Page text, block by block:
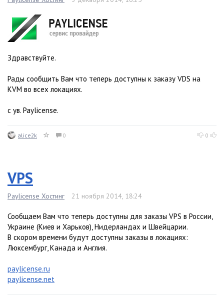
Здравствуйте.
Рады сообщить Вам что теперь доступны к заказу VDS на
KVM во всех локациях.
с ув. Paylicense.
alice2k 0 0
VPS
Paylicense Хостинг 21 ноября 2014, 18:24
Сообщаем Вам что теперь доступны для заказы VPS в России,
Украине (Киев и Харьков), Нидерландах и Швейцарии.
В скором времени будут доступны заказы в локациях:
Люксембург, Канада и Англия.
paylicense.ru
paylicense.net